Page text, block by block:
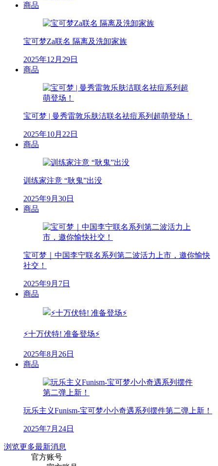
商品
宝可梦Za联名 隔离及洗卸家族
2025年12月29日
商品
宝可梦 | 曼秀雷敦乐肤洁联名祛痘系列超萌登场！
2025年10月22日
商品
训练家注意 “耿鬼”出没
2025年9月30日
商品
宝可梦｜中国李宁联名系列第二波活力上市，邀你愉快
社交！
2025年9月7日
商品
⚡十万伏特! 准备登场⚡
2025年8月26日
商品
玩乐主义Funism-宝可梦小小奇遇系列摆件第二弹上新！
2025年7月24日
浏览更多最新消息
官方账号